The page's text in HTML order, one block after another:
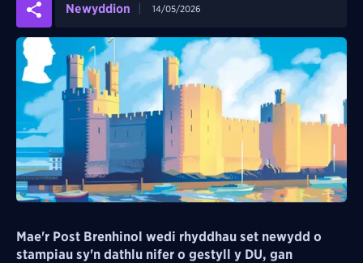
Newyddion 14/05/2026
Mae'r Post Brenhinol wedi rhyddhau set newydd o
stampiau sy'n dathlu nifer o gestyll y DU, gan